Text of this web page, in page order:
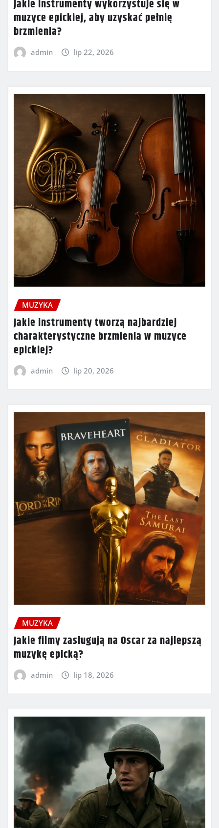
Jakie instrumenty wykorzystuje się w
muzyce epickiej, aby uzyskać pełnię
brzmienia?
admin lip 22, 2026
MUZYKA
Jakie instrumenty tworzą najbardziej
charakterystyczne brzmienia w muzyce
epickiej?
admin lip 20, 2026
MUZYKA
Jakie filmy zasługują na Oscar za najlepszą
muzykę epicką?
admin lip 18, 2026